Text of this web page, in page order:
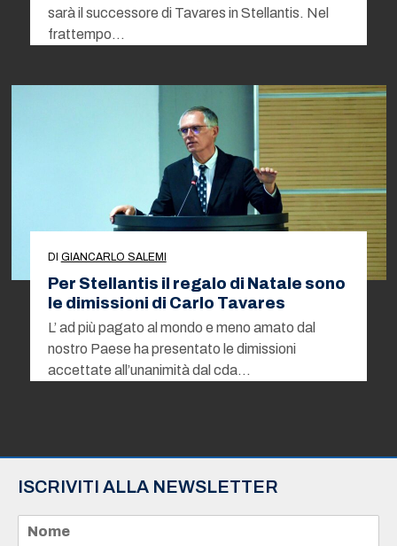
sarà il successore di Tavares in Stellantis. Nel
frattempo…
DI GIANCARLO SALEMI
Per Stellantis il regalo di Natale sono
le dimissioni di Carlo Tavares
L’ ad più pagato al mondo e meno amato dal
nostro Paese ha presentato le dimissioni
accettate all’unanimità dal cda…
ISCRIVITI ALLA NEWSLETTER